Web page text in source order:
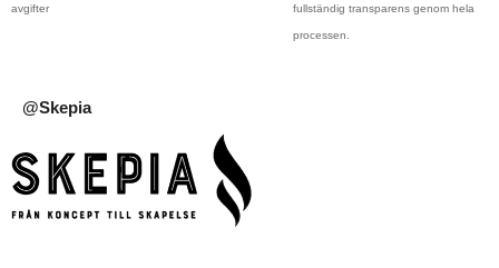
avgifter fullständig transparens genom hela
processen.
@Skepia